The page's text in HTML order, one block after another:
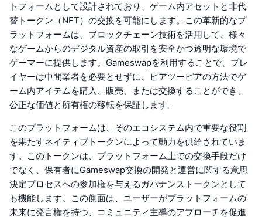
トフォームとして設計されており、ゲーム内アセットと非代
替トークン（NFT）の交換を可能にします。この革新的なプ
ラットフォームは、ブロックチェーン技術を活用して、様々
なゲームからのデジタル資産の取引を安全かつ透明な環境で
ゲーマーに提供します。Gameswapを利用することで、プレ
イヤーは中間業者を必要とせずに、ピアツーピアの方法でゲ
ーム内アイテムを購入、販売、または交換することができ、
公正な価値と所有権の移転を保証します。
このプラットフォームは、そのエコシステム内で重要な役割
を果たすネイティブトークンによって動力を供給されていま
す。このトークンは、プラットフォーム上での交換手段だけ
でなく、保有者にGameswap交換の開発と運営に関する意思
決定プロセスへの参加権を与えるガバナンストークンとして
も機能します。この側面は、ユーザーがプラットフォームの
未来に発言権を持つ、コミュニティ主導のアプローチを促進